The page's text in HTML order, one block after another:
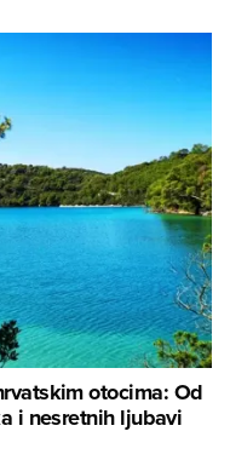
otocima: Od
i nesretnih ljubavi